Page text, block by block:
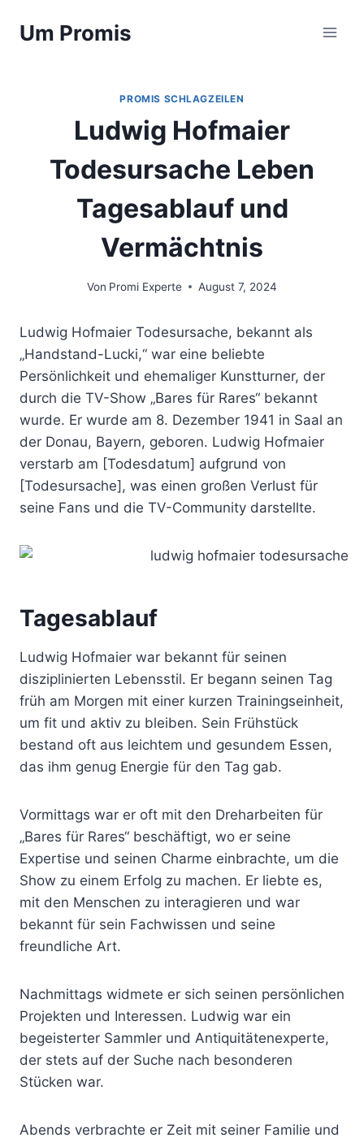
InhaltUm Promis
PROMIS SCHLAGZEILEN
Ludwig Hofmaier
Todesursache Leben
Tagesablauf und
Vermächtnis
Von Promi Experte August 7, 2024
Ludwig Hofmaier Todesursache, bekannt als
„Handstand-Lucki,“ war eine beliebte
Persönlichkeit und ehemaliger Kunstturner, der
durch die TV-Show „Bares für Rares“ bekannt
wurde. Er wurde am 8. Dezember 1941 in Saal an
der Donau, Bayern, geboren. Ludwig Hofmaier
verstarb am [Todesdatum] aufgrund von
[Todesursache], was einen großen Verlust für
seine Fans und die TV-Community darstellte.
Tagesablauf
Ludwig Hofmaier war bekannt für seinen
disziplinierten Lebensstil. Er begann seinen Tag
früh am Morgen mit einer kurzen Trainingseinheit,
um fit und aktiv zu bleiben. Sein Frühstück
bestand oft aus leichtem und gesundem Essen,
das ihm genug Energie für den Tag gab.
Vormittags war er oft mit den Dreharbeiten für
„Bares für Rares“ beschäftigt, wo er seine
Expertise und seinen Charme einbrachte, um die
Show zu einem Erfolg zu machen. Er liebte es,
mit den Menschen zu interagieren und war
bekannt für sein Fachwissen und seine
freundliche Art.
Nachmittags widmete er sich seinen persönlichen
Projekten und Interessen. Ludwig war ein
begeisterter Sammler und Antiquitätenexperte,
der stets auf der Suche nach besonderen
Stücken war.
Abends verbrachte er Zeit mit seiner Familie und